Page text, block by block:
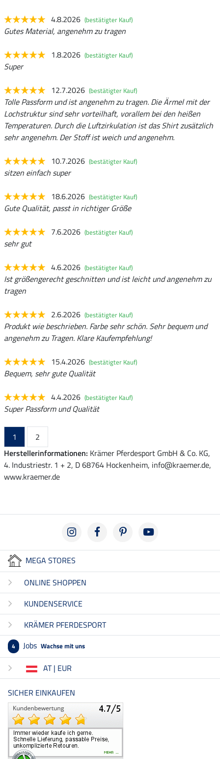
4.8.2026 (bestätigter Kauf)
Gutes Material, angenehm zu tragen
1.8.2026 (bestätigter Kauf)
Super
12.7.2026 (bestätigter Kauf)
Tolle Passform und ist angenehm zu tragen. Die Ärmel mit der
Lochstruktur sind sehr vorteilhaft, vorallem bei den heißen
Temperaturen. Durch die Luftzirkulation ist das Shirt zusätzlich
sehr angenehm. Der Stoff ist weich und angenehm.
10.7.2026 (bestätigter Kauf)
sitzen einfach super
18.6.2026 (bestätigter Kauf)
Gute Qualität, passt in richtiger Größe
7.6.2026 (bestätigter Kauf)
sehr gut
4.6.2026 (bestätigter Kauf)
Ist größengerecht geschnitten und ist leicht und angenehm zu
tragen
2.6.2026 (bestätigter Kauf)
Produkt wie beschrieben. Farbe sehr schön. Sehr bequem und
angenehm zu Tragen. Klare Kaufempfehlung!
15.4.2026 (bestätigter Kauf)
Bequem, sehr gute Qualität
4.4.2026 (bestätigter Kauf)
Super Passform und Qualität
1
2
Herstellerinformationen: Krämer Pferdesport GmbH & Co. KG,
4. Industriestr. 1 + 2, D 68764 Hockenheim, info@kraemer.de,
www.kraemer.de
MEGA STORES
ONLINE SHOPPEN
KUNDENSERVICE
KRÄMER PFERDESPORT
4 Jobs Wachse mit uns
AT | EUR
SICHER EINKAUFEN